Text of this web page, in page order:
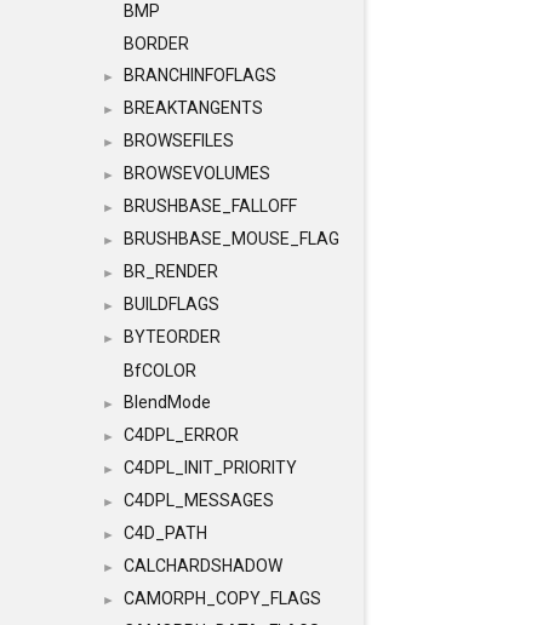
BMP
BORDER
► BRANCHINFOFLAGS
► BREAKTANGENTS
► BROWSEFILES
► BROWSEVOLUMES
► BRUSHBASE_FALLOFF
► BRUSHBASE_MOUSE_FLAG
► BR_RENDER
► BUILDFLAGS
►
BYTEORDER
BfCOLOR
► BlendMode
► C4DPL_ERROR
► C4DPL_INIT_PRIORITY
► C4DPL_MESSAGES
► C4D_PATH
► CALCHARDSHADOW
►
CAMORPH_COPY_FLAGS